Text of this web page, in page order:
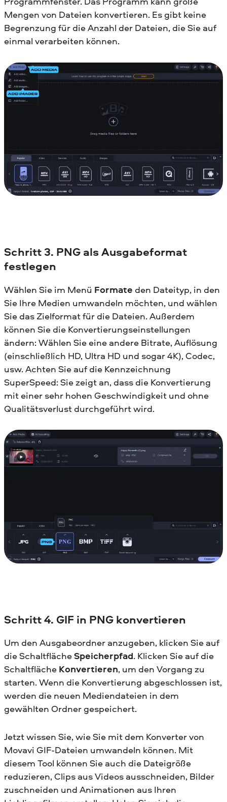
Mengen von Dateien konvertieren. Es gibt keine
Begrenzung für die Anzahl der Dateien, die Sie auf
einmal verarbeiten können.
Schritt 3. PNG als Ausgabeformat
festlegen
Wählen Sie im Menü Formate den Dateityp, in den
Sie Ihre Medien umwandeln möchten, und wählen
Sie das Zielformat für die Dateien. Außerdem
können Sie die Konvertierungseinstellungen
ändern: Wählen Sie eine andere Bitrate, Auflösung
(einschließlich HD, Ultra HD und sogar 4K), Codec,
usw. Achten Sie auf die Kennzeichnung
SuperSpeed: Sie zeigt an, dass die Konvertierung
mit einer sehr hohen Geschwindigkeit und ohne
Qualitätsverlust durchgeführt wird.
Schritt 4. GIF in PNG konvertieren
Um den Ausgabeordner anzugeben, klicken Sie auf
die SchaltflächeSpeicherpfad. Klicken Sie auf die
Schaltfläche Konvertieren, um den Vorgang zu
starten. Wenn die Konvertierung abgeschlossen ist,
werden die neuen Mediendateien in dem
gewählten Ordner gespeichert.
Jetzt wissen Sie, wie Sie mit dem Konverter von
Movavi GIF-Dateien umwandeln können. Mit
diesem Tool können Sie auch die Dateigröße
reduzieren, Clips aus Videos ausschneiden, Bilder
zuschneiden und Animationen aus Ihren